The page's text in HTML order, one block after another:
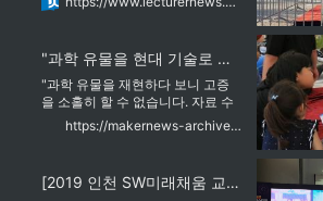
즐거운지를 공유하는 시간으로 구
커, 학생 또는 교사 메이커 등 다양
한 형태로 발표자를 꾸려서 조금 더
넓은 시야로 메이커들의 살고
울 2019’가 오는 10월 19일(금)부
메이커(만드는 사람들)들이 직접
기획한 다양한 프로젝트를 한자리
에서 볼 수 있는 축제로 특별한 기
술을 공유할 수 있는 전시, 체험, 세
미나, 포럼 등 풍성한 행사를 마련
작되어 지금은 세계 45개국에서 연
"과학 유물을 현대 기술로 재현"- 강민수 메이커
"과학 유물을 재현하다 보니 고증
을 소홀히 할 수 없습니다. 자료 수
집에 많은 시간이 들어갑니다. 보통
유물 하나를 모델링하는 데 최소 1
품 수가 늘게 되면 그것을 가지고
https://makernews-archive-betaman-b2p.betaman.xyz/
[2019 인천 SW미래채움 교육페스티벌]SW교육 토크콘서트 “좋은 SW교사는 학생 스스로 사고력을 키우게 해요”